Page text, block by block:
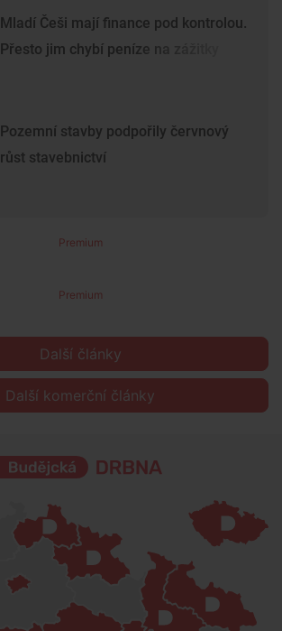
Mladí Češi mají finance pod kontrolou.
Přesto jim chybí peníze na zážitky
Pozemní stavby podpořily červnový
růst stavebnictví
Premium
Premium
Další články
Další komerční články